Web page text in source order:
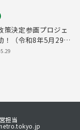
策決定参画プロジェ
！（令和8年5月29日
ーニュース
担当